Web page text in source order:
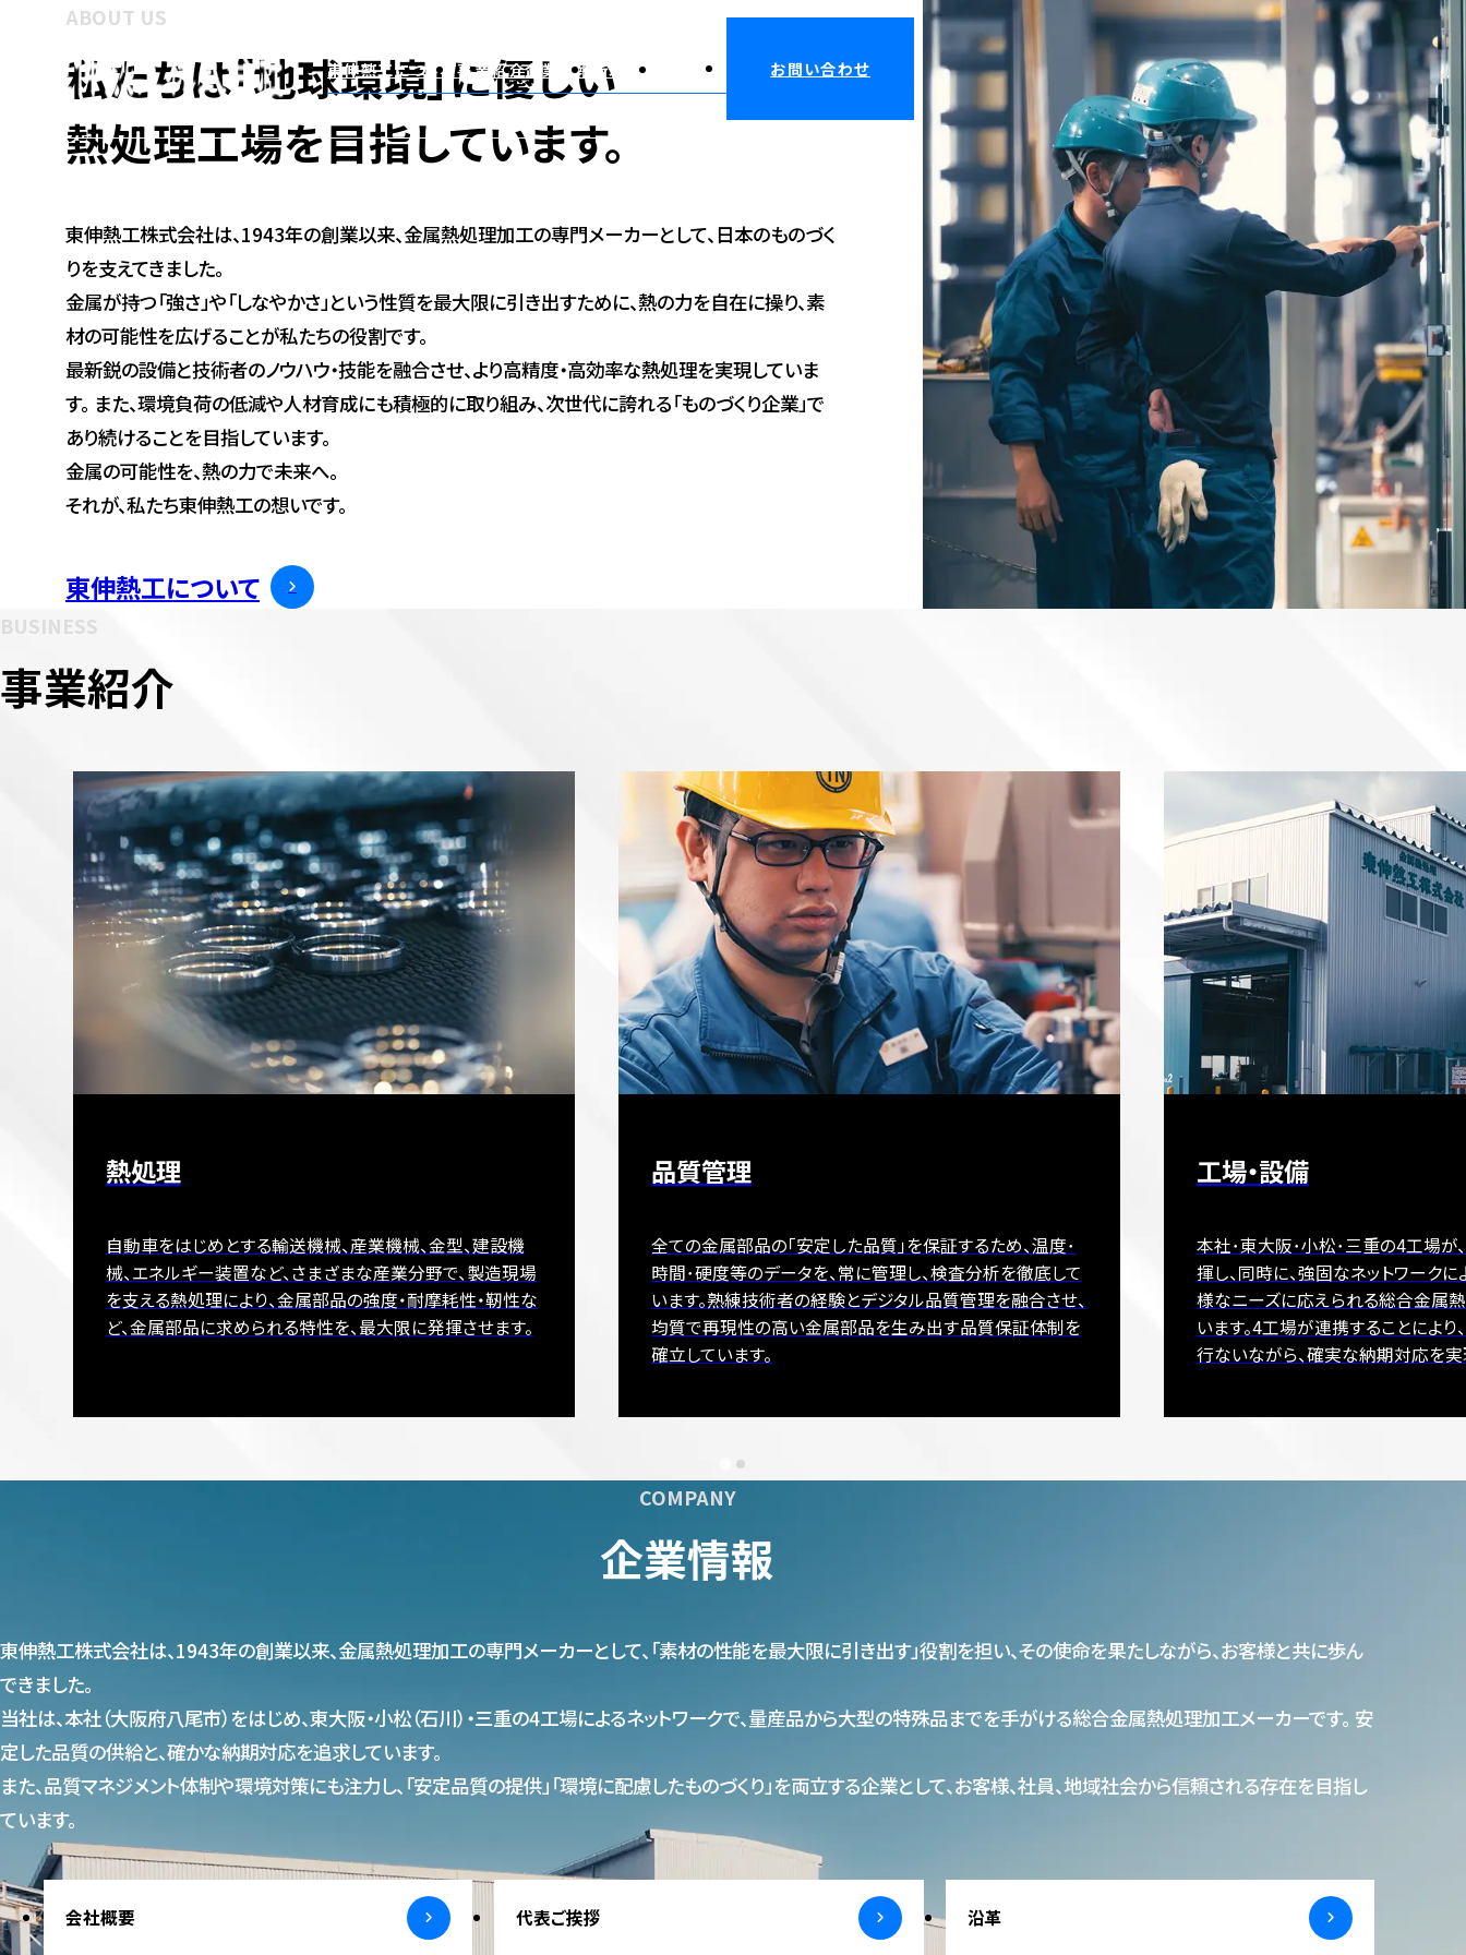
東伸熱工について事業紹介企業情報 新着情報 採用情報 お問い合わせ
ABOUT US
私たちは「地球環境」に優しい
熱処理工場を目指しています。
東伸熱工株式会社は、1943年の創業以来、金属熱処理加工の専門メーカーとして、日本のものづく
りを支えてきました。
金属が持つ「強さ」や「しなやかさ」という性質を最大限に引き出すために、熱の力を自在に操り、素
材の可能性を広げることが私たちの役割です。
最新鋭の設備と技術者のノウハウ・技能を融合させ、より高精度・高効率な熱処理を実現していま
す。 また、環境負荷の低減や人材育成にも積極的に取り組み、次世代に誇れる「ものづくり企業」で
あり続けることを目指しています。
金属の可能性を、熱の力で未来へ。
それが、私たち東伸熱工の想いです。
東伸熱工について
BUSINESS
事業紹介
熱処理
自動車をはじめとする輸送機械、産業機械、金型、建設機
械、エネルギー装置など、さまざまな産業分野で、製造現場
を支える熱処理により、金属部品の強度・耐摩耗性・靭性な
ど、金属部品に求められる特性を、最大限に発揮させます。
品質管理
全ての金属部品の「安定した品質」を保証するため、温度･
時間･硬度等のデータを、常に管理し、検査分析を徹底して
います。熟練技術者の経験とデジタル品質管理を融合させ、
均質で再現性の高い金属部品を生み出す品質保証体制を
確立しています。
工場・設備
本社･東大阪･小松･三重の4工場が
揮し、同時に、強固なネットワーク
様なニーズに応えられる総合金属
います。4工場が連携することによ
行ないながら、確実な納期対応を実
COMPANY
企業情報
東伸熱工株式会社は、1943年の創業以来、金属熱処理加工の専門メーカーとして、「素材の性能を最大限に引き出す」役割を担い、その使命を果たしながら、お客様と共に歩ん
できました。
当社は、本社（大阪府八尾市）をはじめ、東大阪・小松（石川）・三重の4工場によるネットワークで、量産品から大型の特殊品までを手がける総合金属熱処理加工メーカーです。 安
定した品質の供給と、確かな納期対応を追求しています。
また、品質マネジメント体制や環境対策にも注力し、「安定品質の提供」「環境に配慮したものづくり」を両立する企業として、お客様、社員、地域社会から信頼される存在を目指し
ています。
会社概要 代表ご挨拶 沿革